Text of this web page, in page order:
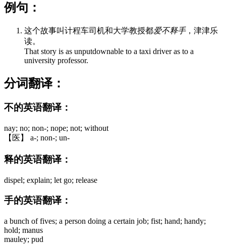
例句：
这个故事叫计程车司机和大学教授都爱不释手，津津乐
读。
That story is as unputdownable to a taxi driver as to a
university professor.
分词翻译：
不的英语翻译：
nay; no; non-; nope; not; without
【医】 a-; non-; un-
释的英语翻译：
dispel; explain; let go; release
手的英语翻译：
a bunch of fives; a person doing a certain job; fist; hand; handy;
hold; manus
mauley; pud